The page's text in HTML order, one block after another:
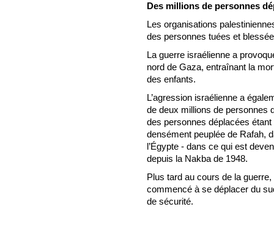
Des millions de personnes
Les organisations
des personnes tuées et
La guerre israélienne a
nord de Gaza, entraînant la
des enfants.
L’agression israélienne a
de deux millions de personnes
des personnes déplacées
densément peuplée de Rafah,
l’Égypte - dans ce qui est
depuis la Nakba de 1948.
Plus tard au cours de la
commencé à se déplacer du
de sécurité.